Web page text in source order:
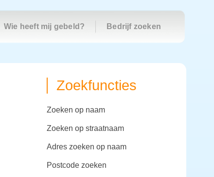
Wie heeft mij gebeld? Bedrijf zoeken
Zoekfuncties
zoeken op naam
zoeken op straatnaam
adres zoeken op naam
postcode zoeken